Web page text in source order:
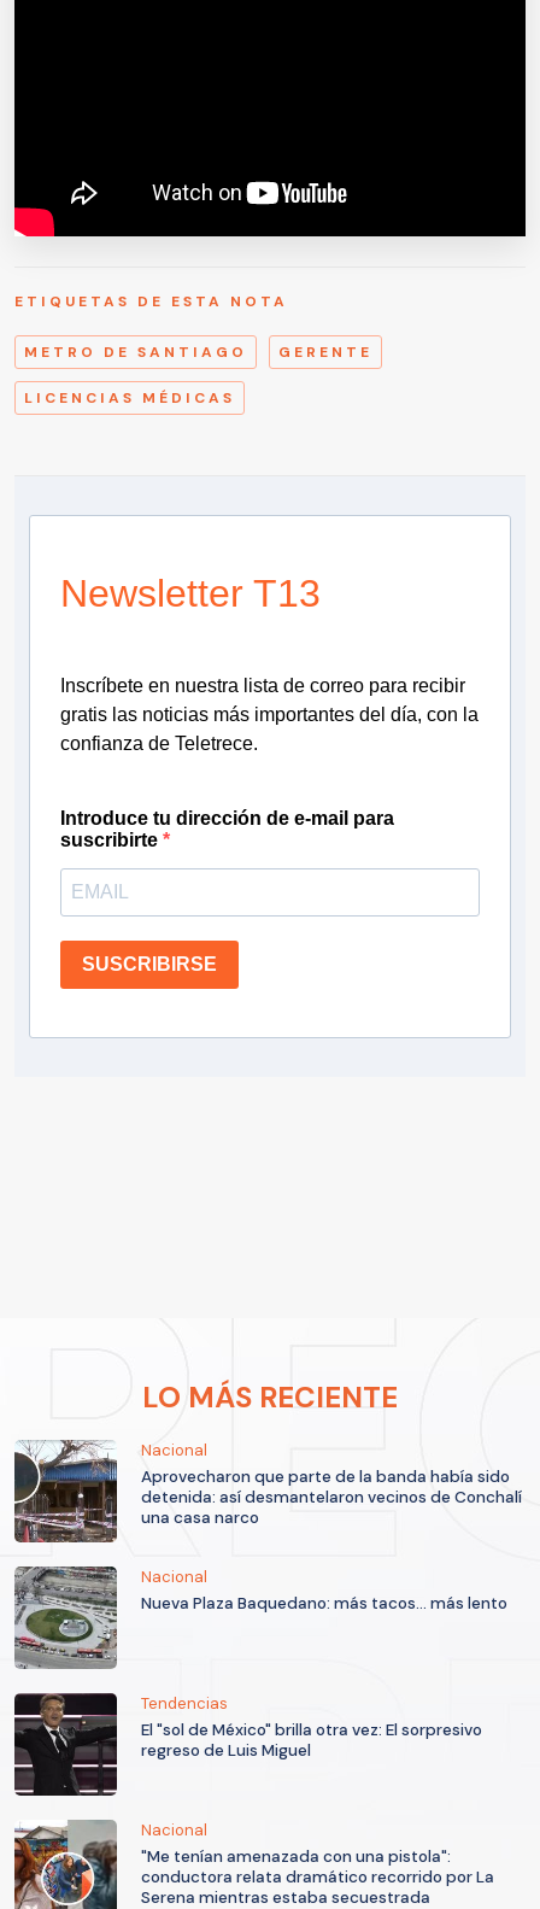
ETIQUETAS DE ESTA NOTA
METRO DE SANTIAGO GERENTE
LICENCIAS MÉDICAS
Newsletter T13
Inscríbete en nuestra lista de correo para recibir
gratis las noticias más importantes del día, con la
confianza de Teletrece.
Introduce tu dirección de e-mail para
suscribirte
SUSCRIBIRSE
LO MÁS RECIENTE
Nacional
Aprovecharon que parte de la banda había sido
detenida: así desmantelaron vecinos de Conchalí
una casa narco
Nacional
Nueva Plaza Baquedano: más tacos... más lento
Tendencias
El "sol de México" brilla otra vez: El sorpresivo
regreso de Luis Miguel
Nacional
"Me tenían amenazada con una pistola":
conductora relata dramático recorrido por La
Serena mientras estaba secuestrada